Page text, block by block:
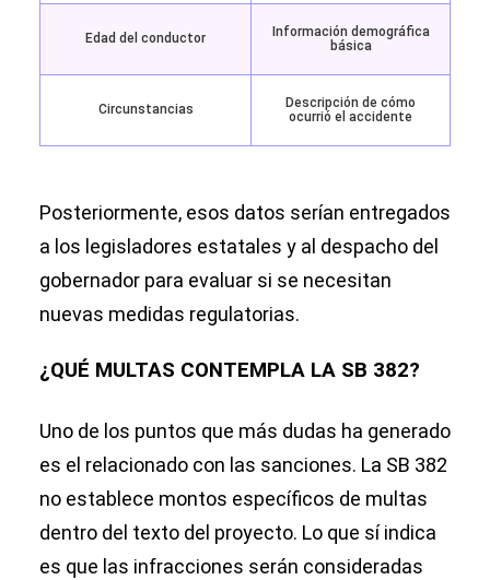
Edad del conductor
Información demográfica
básica
Circunstancias
Descripción de cómo
ocurrió el accidente
Posteriormente, esos datos serían entregados
a los legisladores estatales y al despacho del
gobernador para evaluar si se necesitan
nuevas medidas regulatorias.
¿QUÉ MULTAS CONTEMPLA LA SB 382?
Uno de los puntos que más dudas ha generado
es el relacionado con las sanciones. La SB 382
no establece montos específicos de multas
dentro del texto del proyecto. Lo que sí indica
es que las infracciones serán consideradas